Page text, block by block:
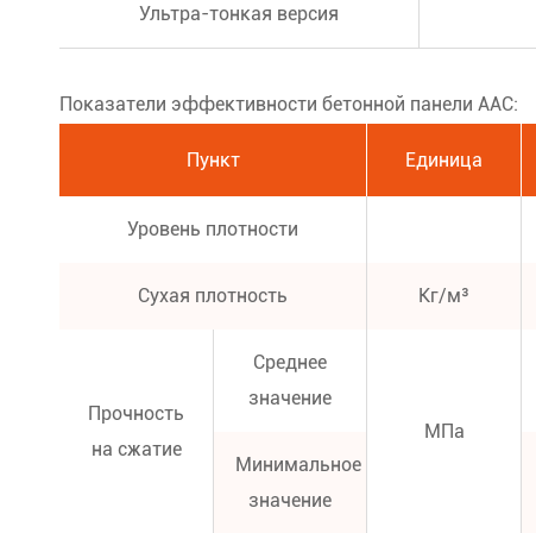
Ультра-тонкая версия
Показатели эффективности бетонной панели AAC:
Пункт Единица
Уровень плотности
Сухая плотность Кг/м³
Прочность
на сжатие
Среднее
значение
МПа
Минимальное
значение